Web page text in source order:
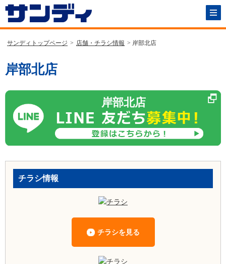
サンディトップページ > 店舗・チラシ情報 > 岸部北店
岸部北店
岸部北店
チラシ情報
チラシを見る